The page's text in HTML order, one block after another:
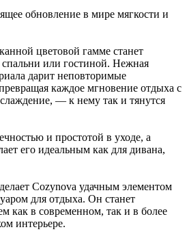
обновление в мире мягкости и
цветовой гамме станет
или гостиной. Нежная
дарит неповторимые
каждое мгновение отдыха с
— к нему так и тянутся
и простотой в уходе, а
его идеальным как для дивана,
Cozynova удачным элементом
для отдыха. Он станет
как в современном, так и в более
интерьере.